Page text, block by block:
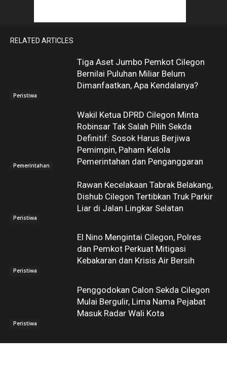
RELATED ARTICLES
Peristiwa
Tiga Aset Jumbo Pemkot Cilegon
Bernilai Puluhan Miliar Belum
Dimanfaatkan, Apa Kendalanya?
Pemerintahan
Wakil Ketua DPRD Cilegon Minta
Robinsar Tak Salah Pilih Sekda
Definitif: Sosok Harus Berjiwa
Pemimpin, Paham Kelola
Pemerintahan dan Penganggaran
Peristiwa
Rawan Kecelakaan Tabrak Belakang,
Dishub Cilegon Tertibkan Truk Parkir
Liar di Jalan Lingkar Selatan
Peristiwa
El Nino Mengintai Cilegon, Polres
dan Pemkot Perkuat Mitigasi
Kebakaran dan Krisis Air Bersih
Peristiwa
Penggodokan Calon Sekda Cilegon
Mulai Bergulir, Lima Nama Pejabat
Masuk Radar Wali Kota